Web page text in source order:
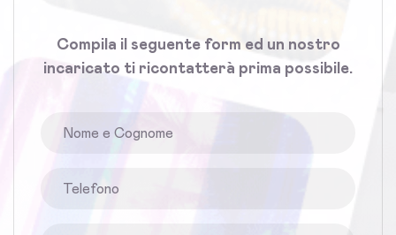
Compila il seguente form ed un nostro
incaricato ti ricontatterà prima possibile.